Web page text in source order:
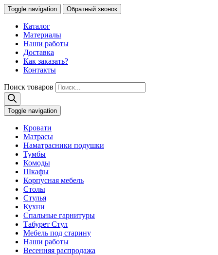
Toggle navigation Обратный звонок
Каталог
Материалы
Наши работы
Доставка
Как заказать?
Контакты
Поиск товаров
Toggle navigation
Кровати
Матрасы
Наматрасники подушки
Тумбы
Комоды
Шкафы
Корпусная мебель
Столы
Стулья
Кухни
Спальные гарнитуры
Табурет Стул
Мебель под старину
Наши работы
Весенняя распродажа